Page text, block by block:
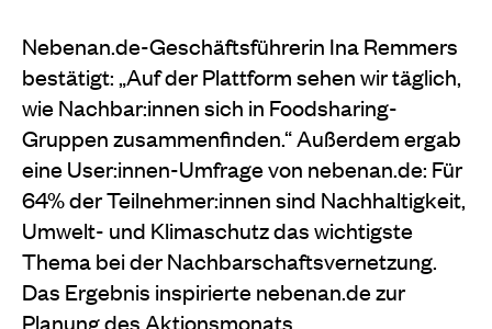
Nebenan.de-Geschäftsführerin Ina Remmers
bestätigt: „Auf der Plattform sehen wir täglich,
wie Nachbar:innen sich in Foodsharing-
Gruppen zusammenfinden.“ Außerdem ergab
eine User:innen-Umfrage von nebenan.de: Für
64% der Teilnehmer:innen sind Nachhaltigkeit,
Umwelt- und Klimaschutz das wichtigste
Thema bei der Nachbarschaftsvernetzung.
Das Ergebnis inspirierte nebenan.de zur
Planung des Aktionsmonats.